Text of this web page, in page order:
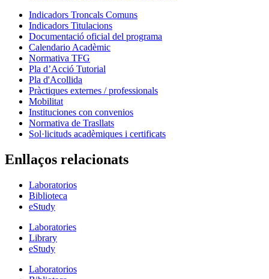
Indicadors Troncals Comuns
Indicadors Titulacions
Documentació oficial del programa
Calendario Acadèmic
Normativa TFG
Pla d’Acció Tutorial
Pla d'Acollida
Pràctiques externes / professionals
Mobilitat
Instituciones con convenios
Normativa de Trasllats
Sol·licituds acadèmiques i certificats
Enllaços relacionats
Laboratorios
Biblioteca
eStudy
Laboratories
Library
eStudy
Laboratorios